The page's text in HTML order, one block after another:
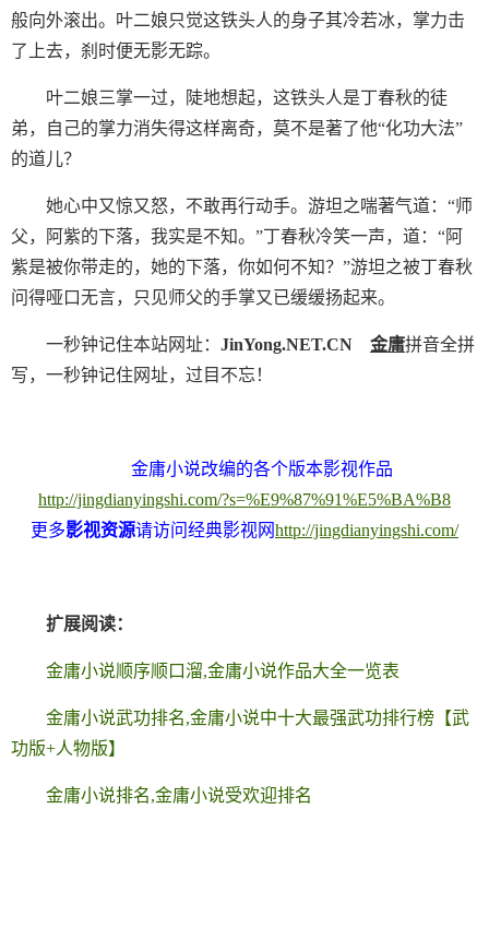
般向外滚出。叶二娘只觉这铁头人的身子其冷若冰，掌力击
了上去，刹时便无影无踪。
叶二娘三掌一过，陡地想起，这铁头人是丁春秋的徒
弟，自己的掌力消失得这样离奇，莫不是著了他“化功大法”
的道儿？
她心中又惊又怒，不敢再行动手。游坦之喘著气道：“师
父，阿紫的下落，我实是不知。”丁春秋冷笑一声，道：“阿
紫是被你带走的，她的下落，你如何不知？”游坦之被丁春秋
问得哑口无言，只见师父的手掌又已缓缓扬起来。
一秒钟记住本站网址： JinYong.NET.CN 金庸拼音全拼
写，一秒钟记住网址，过目不忘！
金庸小说改编的各个版本影视作品
http://jingdianyingshi.com/?s=%E9%87%91%E5%BA%B8
更多影视资源请访问经典影视网http://jingdianyingshi.com/
扩展阅读：
金庸小说顺序顺口溜,金庸小说作品大全一览表
金庸小说武功排名,金庸小说中十大最强武功排行榜【武
功版+人物版】
金庸小说排名,金庸小说受欢迎排名